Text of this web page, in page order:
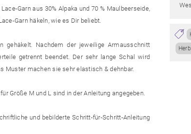
Garn aus 30% Alpaka und 70 % Maulbeerseide,
Garn häkeln, wie es Dir beliebt.
Nachdem der jeweilige Armausschnitt
getrennt beendet. Der sehr lange Schal wird
Muster machen sie sehr elastisch & dehnbar.
Größe M und L sind in der Anleitung angegeben.
und bebilderte Schritt-für-Schritt-Anleitung